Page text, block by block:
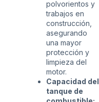
polvorientos y
trabajos en
construcción,
asegurando
una mayor
protección y
limpieza del
motor.
Capacidad del
tanque de